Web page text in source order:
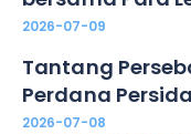
2026-07-09
Tantang
Perdana
2026-07-08